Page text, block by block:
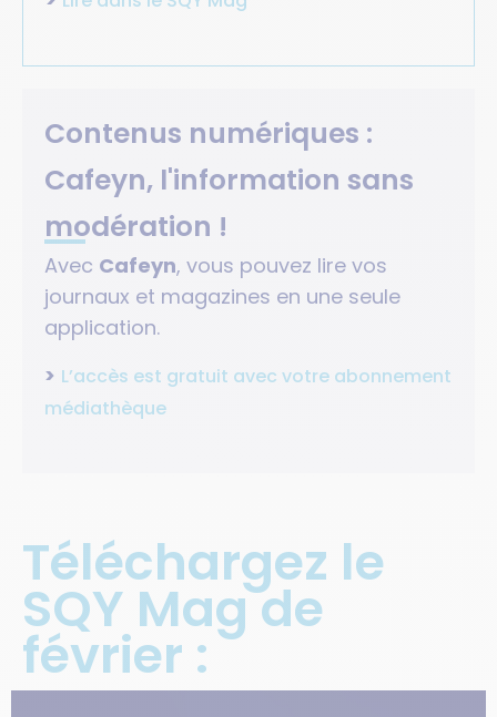
Contenus numériques :
Cafeyn, l'information sans
modération !
Avec Cafeyn, vous pouvez lire vos
journaux et magazines en une seule
application.
> L’accès est gratuit avec votre abonnement
médiathèque
Téléchargez le
SQY Mag de
février :